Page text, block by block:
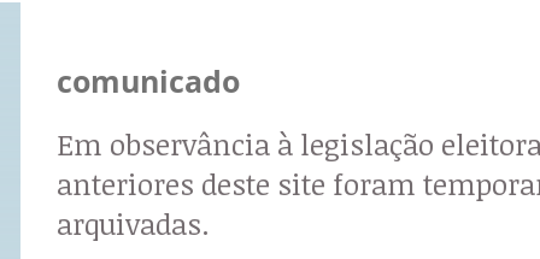
comunicado
Em observância à legislação
anteriores deste site foram
arquivadas.